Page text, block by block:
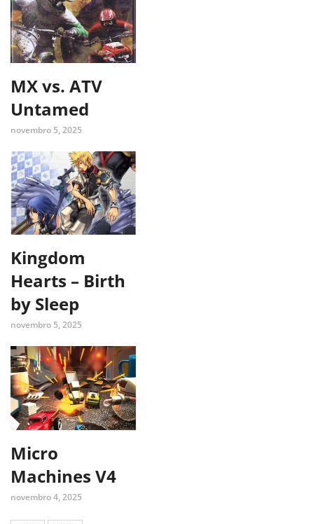
MX vs. ATV
Untamed
novembro 5, 2025
Kingdom
Hearts – Birth
by Sleep
novembro 5, 2025
Micro
Machines V4
novembro 4, 2025